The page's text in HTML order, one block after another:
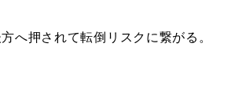
へ押されて転倒リスクに繋がる。